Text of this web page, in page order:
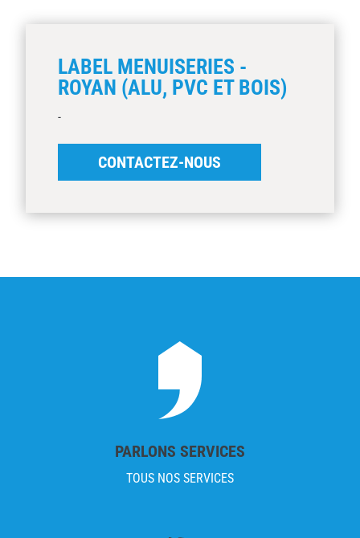
LABEL MENUISERIES -
ROYAN (ALU, PVC ET BOIS)
-
CONTACTEZ-NOUS
PARLONS SERVICES
TOUS NOS SERVICES